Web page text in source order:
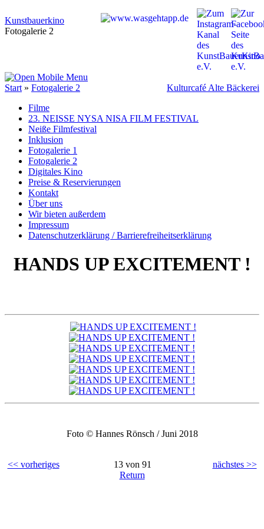
Kunstbauerkino
Fotogalerie 2
Start » Fotogalerie 2
Kulturcafé Alte Bäckerei
Filme
23. NEISSE NYSA NISA FILM FESTIVAL
Neiße Filmfestival
Inklusion
Fotogalerie 1
Fotogalerie 2
Digitales Kino
Preise & Reservierungen
Kontakt
Über uns
Wir bieten außerdem
Impressum
Datenschutzerklärung / Barrierefreiheitserklärung
HANDS UP EXCITEMENT !
Foto © Hannes Rönsch / Juni 2018
<< vorheriges 13 von 91
nächstes >>
Return